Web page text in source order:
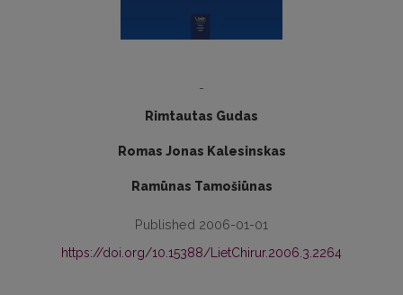
-
Rimtautas Gudas
Romas Jonas Kalesinskas
Ramūnas Tamošiūnas
Published 2006-01-01
https://doi.org/10.15388/LietChirur.2006.3.2264